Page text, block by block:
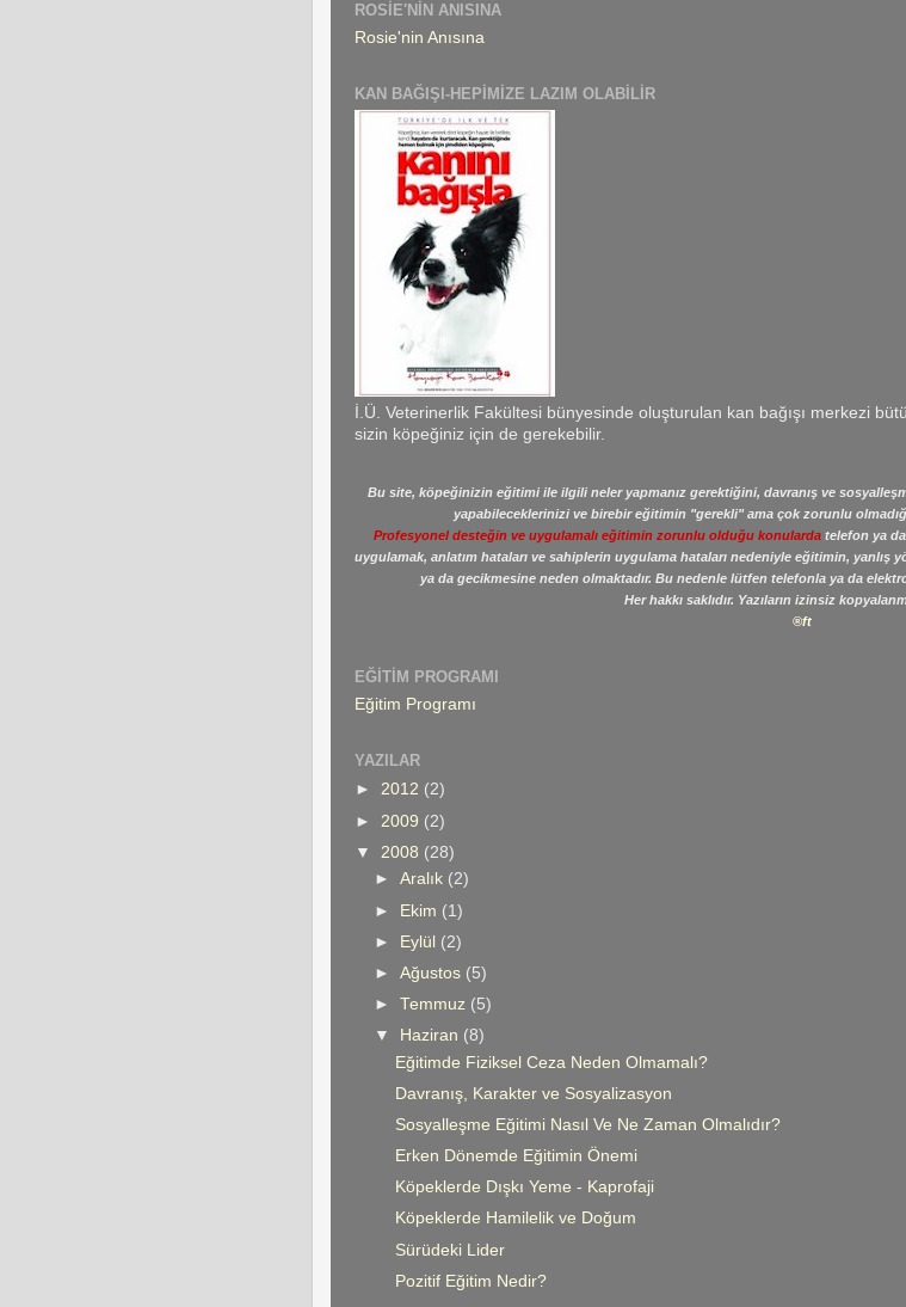
ROSIE'NIN ANISINA
Rosie'nin Anısına
KAN BAĞIŞI-HEPIMIZE LAZIM OLABILIR
İ.Ü. Veterinerlik Fakültesi bünyesinde oluşturulan kan bağışı merkezi
sizin köpeğiniz için de gerekebilir.
Bu site, köpeğinizin eğitimi ile ilgili neler yapmanız gerektiğini, davranış ve
yapabileceklerinizi ve birebir eğitimin "gerekli" ama çok zorunlu
Profesyonel desteğin ve uygulamalı eğitimin zorunlu olduğu konulardatelefon ya da
uygulamak, anlatım hataları ve sahiplerin uygulama hataları nedeniyle eğitimin, yanlış
ya da gecikmesine neden olmaktadır. Bu nedenle lütfen telefonla ya da
Her hakkı saklıdır. Yazıların izinsiz
®ft
EĞITIM PROGRAMI
Eğitim Programı
YAZILAR
► 2012 (2)
► 2009 (2)
▼ 2008 (28)
►Aralık (2)
► Ekim (1)
► Eylül (2)
►Ağustos (5)
►Temmuz (5)
▼
Haziran (8)
Eğitimde Fiziksel Ceza Neden Olmamalı?
Davranış, Karakter ve Sosyalizasyon
Sosyalleşme Eğitimi Nasıl Ve Ne Zaman Olmalıdır?
Erken Dönemde Eğitimin Önemi
Köpeklerde Dışkı Yeme - Kaprofaji
Köpeklerde Hamilelik ve Doğum
Sürüdeki Lider
Pozitif Eğitim Nedir?